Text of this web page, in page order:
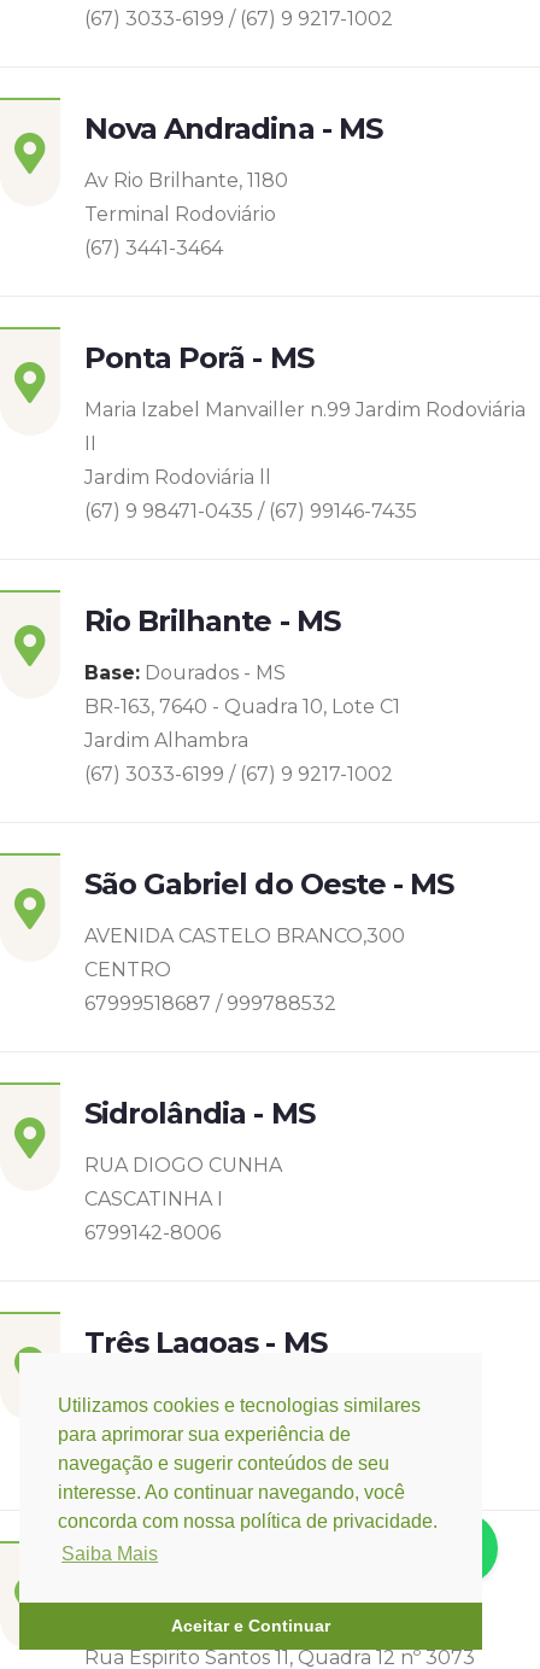
Utilizamos cookies e tecnologias similares
para aprimorar sua experiência de
navegação e sugerir conteúdos de seu
interesse. Ao continuar navegando, você
concorda com nossa política de privacidade.
Saiba Mais
Aceitar e Continuar
(67) 3033-6199 / (67) 9 9217-1002
Nova Andradina - MS
Av Rio Brilhante, 1180
Terminal Rodoviário
(67) 3441-3464
Ponta Porã - MS
Maria Izabel Manvailler n.99 Jardim Rodoviária
II
Jardim Rodoviária ll
(67) 9 98471-0435 / (67) 99146-7435
Rio Brilhante - MS
Base: Dourados - MS
BR-163, 7640 - Quadra 10, Lote C1
Jardim Alhambra
(67) 3033-6199 / (67) 9 9217-1002
São Gabriel do Oeste - MS
AVENIDA CASTELO BRANCO,300
CENTRO
67999518687 / 999788532
Sidrolândia - MS
RUA DIOGO CUNHA
CASCATINHA I
6799142-8006
Três Lagoas - MS
Rua Eurídice Chagas Cruz, 2675
Centro
(67) 9 9249-5406
Campo Verde - MT
Rondonópolis - MT
Rua Espirito Santos 11, Quadra 12 nº 3073